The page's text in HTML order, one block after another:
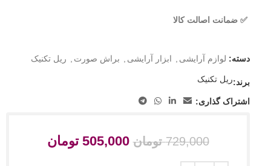
✅ ضمانت اصالت کالا
دسته: لوازم آرایشی ابزار آرایشی براش صورت ریل تکنیک
برند:ریل تکنیک
اشتراک گذاری:
729,000 تومان 505,000 تومان